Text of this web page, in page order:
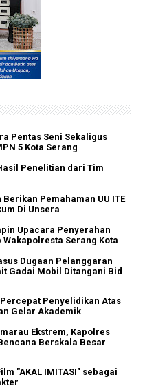
Pentas Seni Sekaligus
5 Kota Serang
Penelitian dari Tim
Pemahaman UU ITE
Di Unsera
Upacara Penyerahan
Serang Kota
Dugaan Pelanggaran
Gadai Mobil Ditangani Bid
Penyelidikan Atas
Gelar Akademik
Ekstrem, Kapolres
Berskala Besar
"AKAL IMITASI" sebagai